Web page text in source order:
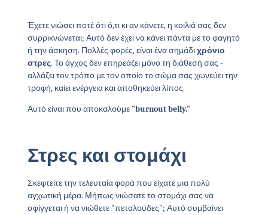
Έχετε νιώσει ποτέ ότι ό,τι κι αν κάνετε, η κοιλιά σας δεν
συρρικνώνεται; Αυτό δεν έχει να κάνει πάντα με το φαγητό
ή την άσκηση. Πολλές φορές, είναι ένα σημάδιχρόνιο
στρες. Το άγχος δεν επηρεάζει μόνο τη διάθεσή σας -
αλλάζει τον τρόπο με τον οποίο το σώμα σας χωνεύει την
τροφή, καίει ενέργεια και αποθηκεύει λίπος.
Αυτό είναι που αποκαλούμε "burnout belly."
Στρες και στομάχι
Σκεφτείτε την τελευταία φορά που είχατε μια πολύ
αγχωτική μέρα. Μήπως νιώσατε το στομάχι σας να
σφίγγεται ή να νιώθετε "πεταλούδες"; Αυτό συμβαίνει